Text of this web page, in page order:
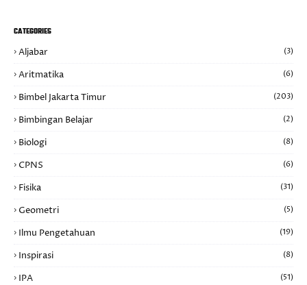
CATEGORIES
Aljabar (3)
Aritmatika (6)
Bimbel Jakarta Timur (203)
Bimbingan Belajar (2)
Biologi (8)
CPNS (6)
Fisika (31)
Geometri (5)
Ilmu Pengetahuan (19)
Inspirasi (8)
IPA (51)